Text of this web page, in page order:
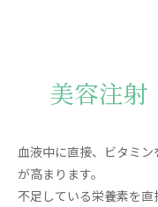
美容注射
血液中に直接、ビタミ
が高まります。
不足している栄養素を